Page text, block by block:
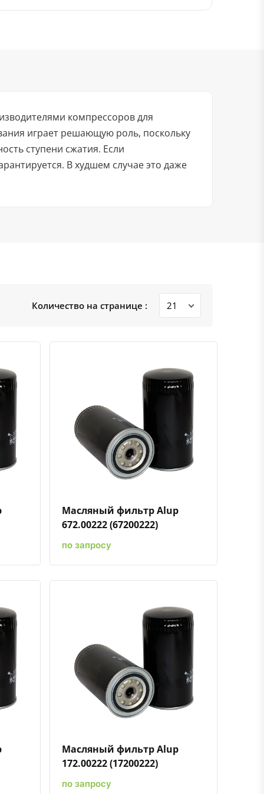
компрессоров для
играет решающую роль, поскольку
ступени сжатия. Если
В худшем случае это даже
Количество на странице :
в избранное Быстрый просмотрДобавить к сравнениюДобавить в избранное
Масляный фильтр Alup
672.00222 (67200222)
по запросу
в избранное Быстрый просмотрДобавить к сравнениюДобавить в избранное
Масляный фильтр Alup
172.00222 (17200222)
по запросу